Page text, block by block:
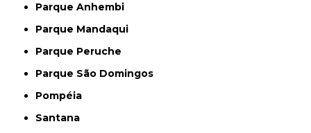
Parque Anhembi
Parque Mandaqui
Parque Peruche
Parque São Domingos
Pompéia
Santana